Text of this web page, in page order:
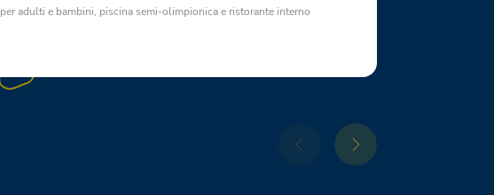
adulti e bambini, piscina semi-olimpionica e ristorante interno